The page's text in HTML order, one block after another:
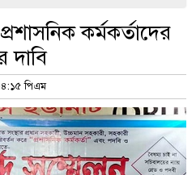
কর্মকর্তাদের
দাবি
পিএম